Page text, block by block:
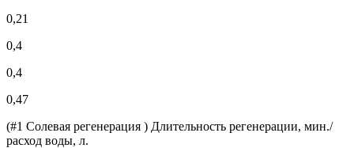
0,21
0,4
0,4
0,47
(#1 Солевая регенерация ) Длительность регенерации, мин./
расход воды, л.